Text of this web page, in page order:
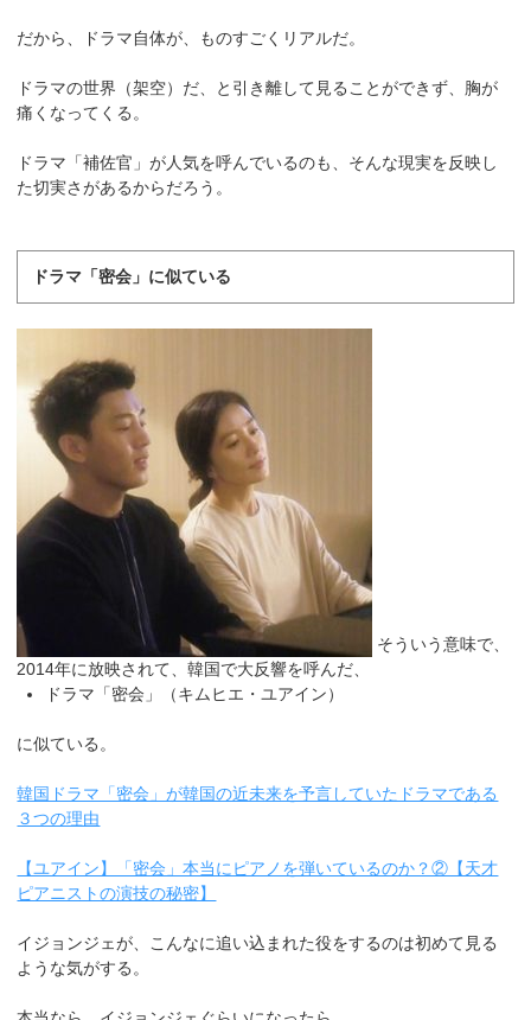
だから、ドラマ自体が、ものすごくリアルだ。
ドラマの世界（架空）だ、と引き離して見ることができず、胸が
痛くなってくる。
ドラマ「補佐官」が人気を呼んでいるのも、そんな現実を反映し
た切実さがあるからだろう。
ドラマ「密会」に似ている
そういう意味で、
2014年に放映されて、韓国で大反響を呼んだ、
ドラマ「密会」（キムヒエ・ユアイン）
に似ている。
韓国ドラマ「密会」が韓国の近未来を予言していたドラマである
３つの理由
【ユアイン】「密会」本当にピアノを弾いているのか？②【天才
ピアニストの演技の秘密】
イジョンジェが、こんなに追い込まれた役をするのは初めて見る
ような気がする。